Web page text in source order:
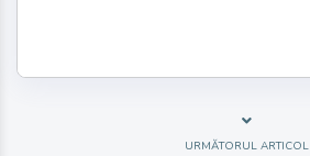
URMĂTORUL ARTICOL